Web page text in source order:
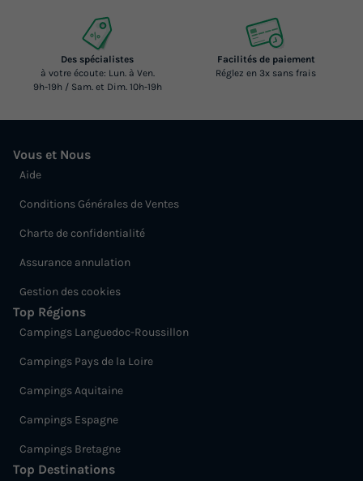
Des spécialistes
à votre écoute: Lun. à Ven.
9h-19h / Sam. et Dim. 10h-19h
Facilités de paiement
Réglez en 3x sans frais
Vous et Nous
Aide
Conditions Générales de Ventes
Charte de confidentialité
Assurance annulation
Gestion des cookies
Top Régions
Campings Languedoc-Roussillon
Campings Pays de la Loire
Campings Aquitaine
Campings Espagne
Campings Bretagne
Top Destinations